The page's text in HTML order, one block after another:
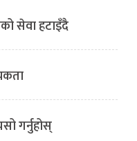
सेवा हटाइँदै
गर्नुहोस्